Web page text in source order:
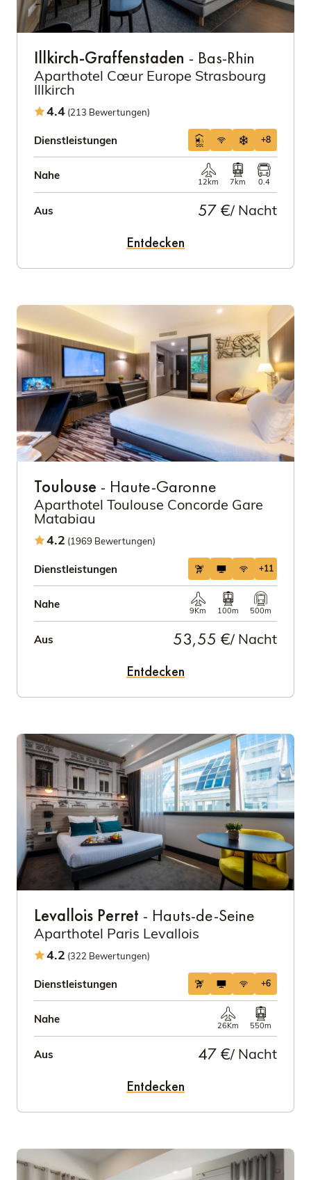
Illkirch-Graffenstaden - Bas-Rhin
Aparthotel Cœur Europe Strasbourg
Illkirch
4.4 (213 Bewertungen)
Dienstleistungen +8
Nahe
12km 7km 0.4
Aus 57 €/ Nacht
Entdecken
Toulouse - Haute-Garonne
Aparthotel Toulouse Concorde Gare
Matabiau
4.2 (1969 Bewertungen)
Dienstleistungen +11
Nahe
9Km 100m 500m
Aus 53,55 €/ Nacht
Entdecken
Levallois Perret - Hauts-de-Seine
Aparthotel Paris Levallois
4.2 (322 Bewertungen)
Dienstleistungen +6
Nahe
26Km 550m
Aus 47 €/ Nacht
Entdecken